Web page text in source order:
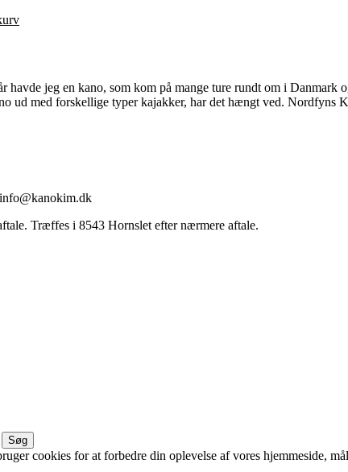
havde jeg en kano, som kom på mange ture rundt om i
ud med forskellige typer kajakker, har det hængt ved.
Træffes i 8543 Hornslet efter nærmere aftale.
cookies for at forbedre din oplevelse af vores hjemmeside,